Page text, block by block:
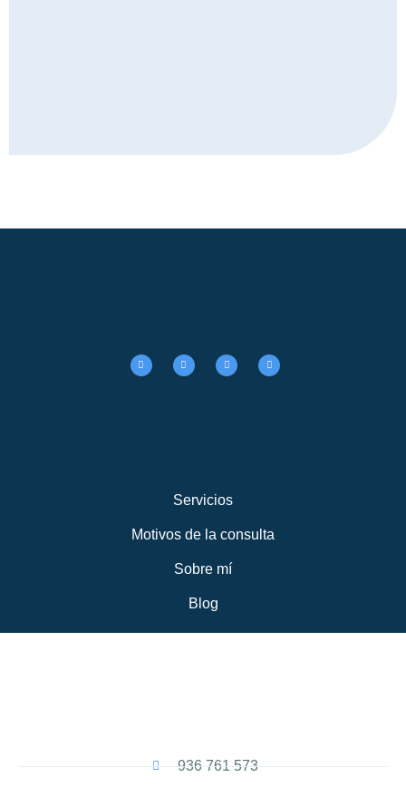
Servicios
Motivos de la consulta
Sobre mí
Blog
936 761 573